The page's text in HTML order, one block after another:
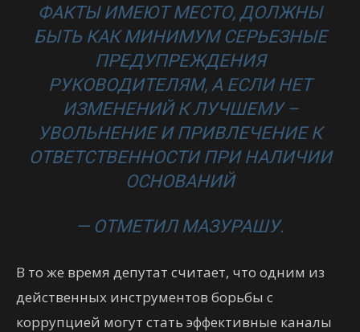
ФАКТЫ ИМЕЮТ МЕСТО, ДОЛЖНЫ
БЫТЬ КАК МИНИМУМ СЕРЬЕЗНЫЕ
ПРЕДУПРЕЖДЕНИЯ
РУКОВОДИТЕЛЯМ, А ЕСЛИ НЕТ
ИЗМЕНЕНИЙ К ЛУЧШЕМУ –
УВОЛЬНЕНИЕ И ПРИВЛЕЧЕНИЕ К
ОТВЕТСТВЕННОСТИ ПРИ НАЛИЧИИ
ОСНОВАНИЙ
— ОТМЕТИЛ МАЗУРАШУ.
В то же время депутат считает, что одним из
действенных инструментов борьбы с
коррупцией могут стать эффективные каналы